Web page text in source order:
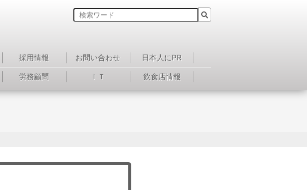
採用情報 お問い合わせ
日本人にPR
労務顧問 ＩＴ 飲食店情報